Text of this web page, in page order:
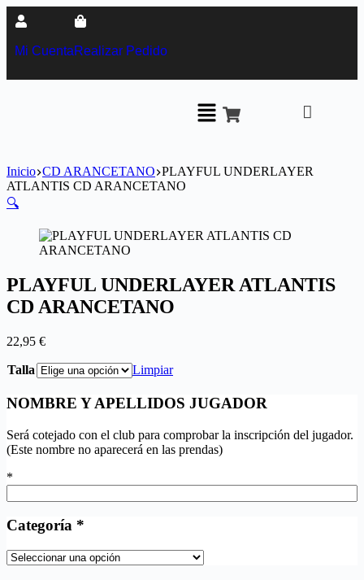
Mi CuentaRealizar Pedido
Inicio CD ARANCETANO PLAYFUL UNDERLAYER
ATLANTIS CD ARANCETANO
🔍
PLAYFUL UNDERLAYER ATLANTIS
CD ARANCETANO
22,95 €
Talla Limpiar
NOMBRE Y APELLIDOS JUGADOR
Será cotejado con el club para comprobar la inscripción del jugador.
(Este nombre no aparecerá en las prendas)
*
Categoría *